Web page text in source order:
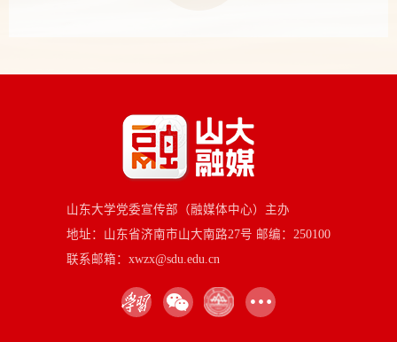
山东大学党委宣传部（融媒体中心）主办
地址：山东省济南市山大南路27号 邮编：250100
联系邮箱：xwzx@sdu.edu.cn